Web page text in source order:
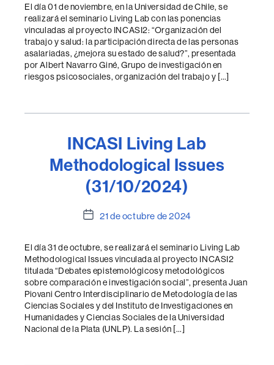
entrada
El día 01 de noviembre, en la Universidad de Chile, se
realizará el seminario Living Lab con las ponencias
vinculadas al proyecto INCASI2: “Organización del
trabajo y salud: la participación directa de las personas
asalariadas, ¿mejora su estado de salud?”, presentada
por Albert Navarro Giné, Grupo de investigación en
riesgos psicosociales, organización del trabajo y […]
INCASI Living Lab
Methodological Issues
(31/10/2024)
Fecha
entrada
21 de octubre de 2024
El día 31 de octubre, se realizará el seminario Living Lab
Methodological Issues vinculada al proyecto INCASI2
titulada “Debates epistemológicosy metodológicos
sobre comparación e investigación social”, presenta Juan
Piovani Centro Interdisciplinario de Metodología de las
Ciencias Sociales y del Instituto de Investigaciones en
Humanidades y Ciencias Sociales de la Universidad
Nacional de la Plata (UNLP). La sesión […]